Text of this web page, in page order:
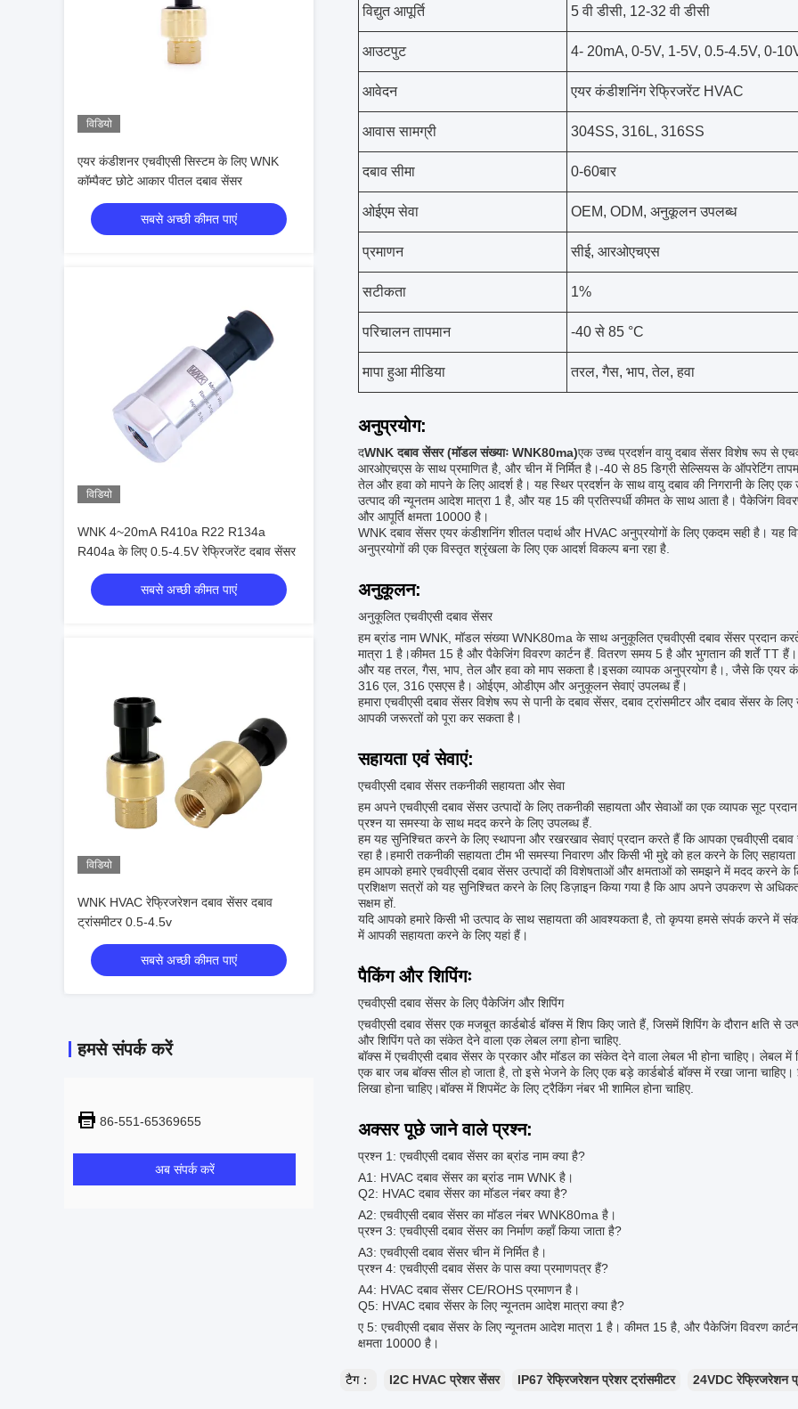
विडियो
एयर कंडीशनर एचवीएसी सिस्टम के लिए WNK
कॉम्पैक्ट छोटे आकार पीतल दबाव सेंसर
सबसे अच्छी कीमत पाएं
विडियो
WNK 4~20mA R410a R22 R134a
R404a के लिए 0.5-4.5V रेफ्रिजरेंट दबाव सेंसर
सबसे अच्छी कीमत पाएं
विडियो
WNK HVAC रेफ्रिजरेशन दबाव सेंसर दबाव
ट्रांसमीटर 0.5-4.5v
सबसे अच्छी कीमत पाएं
हमसे संपर्क करें
86-551-65369655
अब संपर्क करें
विद्युत आपूर्ति 5 वी डीसी, 12-32 वी डीसी
आउटपुट 4- 20mA, 0-5V, 1-5V, 0.5-4.5V, 0-
आवेदन एयर कंडीशनिंग रेफ्रिजरेंट HVAC
आवास सामग्री 304SS, 316L, 316SS
दबाव सीमा 0-60बार
ओईएम सेवा OEM, ODM, अनुकूलन उपलब्ध
प्रमाणन सीई, आरओएचएस
सटीकता 1%
परिचालन तापमान -40 से 85 °C
मापा हुआ मीडिया तरल, गैस, भाप, तेल, हवा
अनुप्रयोग:
दWNK दबाव सेंसर (मॉडल संख्याः WNK80ma)एक उच्च प्रदर्शन वायु दबाव सेंसर विशेष रूप से
आरओएचएस के साथ प्रमाणित है, और चीन में निर्मित है।-40 से 85 डिग्री सेल्सियस के ऑपरेटिंग
तेल और हवा को मापने के लिए आदर्श है। यह स्थिर प्रदर्शन के साथ वायु दबाव की निगरानी के लिए एक
उत्पाद की न्यूनतम आदेश मात्रा 1 है, और यह 15 की प्रतिस्पर्धी कीमत के साथ आता है। पैकेजिंग
और आपूर्ति क्षमता 10000 है।
WNK दबाव सेंसर एयर कंडीशनिंग शीतल पदार्थ और HVAC अनुप्रयोगों के लिए एकदम सही है। यह
अनुप्रयोगों की एक विस्तृत श्रृंखला के लिए एक आदर्श विकल्प बना रहा है.
अनुकूलन:
अनुकूलित एचवीएसी दबाव सेंसर
हम ब्रांड नाम WNK, मॉडल संख्या WNK80ma के साथ अनुकूलित एचवीएसी दबाव सेंसर प्रदान
मात्रा 1 है।कीमत 15 है और पैकेजिंग विवरण कार्टन हैं. वितरण समय 5 है और भुगतान की शर्तें TT
और यह तरल, गैस, भाप, तेल और हवा को माप सकता है।इसका व्यापक अनुप्रयोग है।, जैसे कि एयर
316 एल, 316 एसएस है। ओईएम, ओडीएम और अनुकूलन सेवाएं उपलब्ध हैं।
हमारा एचवीएसी दबाव सेंसर विशेष रूप से पानी के दबाव सेंसर, दबाव ट्रांसमीटर और दबाव सेंसर के
आपकी जरूरतों को पूरा कर सकता है।
सहायता एवं सेवाएं:
एचवीएसी दबाव सेंसर तकनीकी सहायता और सेवा
हम अपने एचवीएसी दबाव सेंसर उत्पादों के लिए तकनीकी सहायता और सेवाओं का एक व्यापक सूट
प्रश्न या समस्या के साथ मदद करने के लिए उपलब्ध हैं.
हम यह सुनिश्चित करने के लिए स्थापना और रखरखाव सेवाएं प्रदान करते हैं कि आपका एचवीएसी
रहा है।हमारी तकनीकी सहायता टीम भी समस्या निवारण और किसी भी मुद्दे को हल करने के लिए
हम आपको हमारे एचवीएसी दबाव सेंसर उत्पादों की विशेषताओं और क्षमताओं को समझने में मदद करने के
प्रशिक्षण सत्रों को यह सुनिश्चित करने के लिए डिज़ाइन किया गया है कि आप अपने उपकरण से
सक्षम हों.
यदि आपको हमारे किसी भी उत्पाद के साथ सहायता की आवश्यकता है, तो कृपया हमसे संपर्क करने
में आपकी सहायता करने के लिए यहां हैं।
पैकिंग और शिपिंगः
एचवीएसी दबाव सेंसर के लिए पैकेजिंग और शिपिंग
एचवीएसी दबाव सेंसर एक मजबूत कार्डबोर्ड बॉक्स में शिप किए जाते हैं, जिसमें शिपिंग के दौरान क्षति से
और शिपिंग पते का संकेत देने वाला एक लेबल लगा होना चाहिए.
बॉक्स में एचवीएसी दबाव सेंसर के प्रकार और मॉडल का संकेत देने वाला लेबल भी होना चाहिए। लेबल में
एक बार जब बॉक्स सील हो जाता है, तो इसे भेजने के लिए एक बड़े कार्डबोर्ड बॉक्स में रखा जाना
लिखा होना चाहिए।बॉक्स में शिपमेंट के लिए ट्रैकिंग नंबर भी शामिल होना चाहिए.
अक्सर पूछे जाने वाले प्रश्न:
प्रश्न 1: एचवीएसी दबाव सेंसर का ब्रांड नाम क्या है?
A1: HVAC दबाव सेंसर का ब्रांड नाम WNK है।
Q2: HVAC दबाव सेंसर का मॉडल नंबर क्या है?
A2: एचवीएसी दबाव सेंसर का मॉडल नंबर WNK80ma है।
प्रश्न 3: एचवीएसी दबाव सेंसर का निर्माण कहाँ किया जाता है?
A3: एचवीएसी दबाव सेंसर चीन में निर्मित है।
प्रश्न 4: एचवीएसी दबाव सेंसर के पास क्या प्रमाणपत्र हैं?
A4: HVAC दबाव सेंसर CE/ROHS प्रमाणन है।
Q5: HVAC दबाव सेंसर के लिए न्यूनतम आदेश मात्रा क्या है?
ए 5: एचवीएसी दबाव सेंसर के लिए न्यूनतम आदेश मात्रा 1 है। कीमत 15 है, और पैकेजिंग विवरण
क्षमता 10000 है।
टैग： I2C HVAC प्रेशर सेंसर IP67 रेफ्रिजरेशन प्रेशर ट्रांसमीटर 24VDC रेफ्रिजरेशन